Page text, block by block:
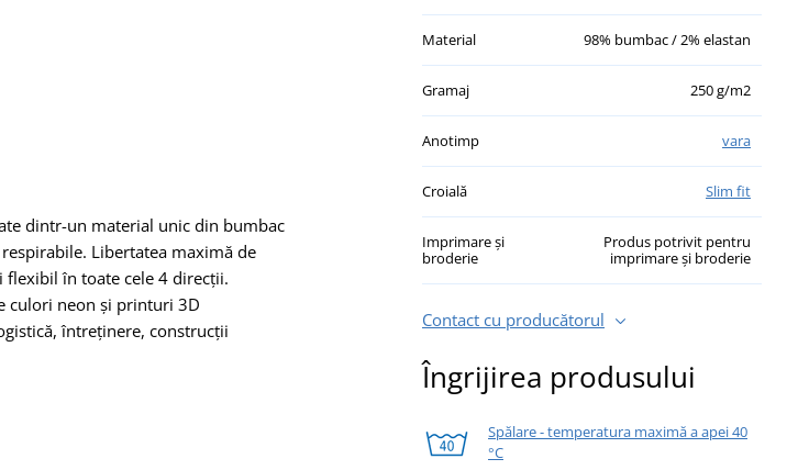
dintr-un material unic din bumbac
Libertatea maximă de
flexibil în toate cele 4 direcții.
culori neon și printuri 3D
întreținere, construcții
Material 98% bumbac / 2% elastan
Gramaj 250 g/m2
Anotimp vara
Croială Slim fit
Imprimare și
broderie
Produs potrivit pentru
imprimare și broderie
Contact cu producătorul
Îngrijirea produsului
Spălare - temperatura maximă a apei 40
°C